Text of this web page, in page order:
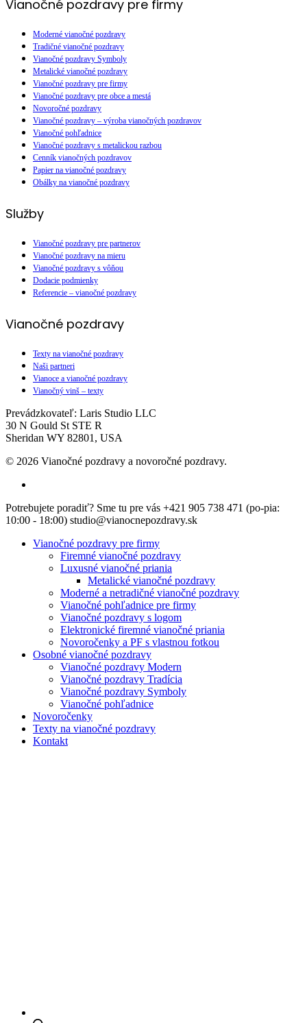
Vianočné pozdravy pre firmy
Moderné vianočné pozdravy
Tradičné vianočné pozdravy
Vianočné pozdravy Symboly
Metalické vianočné pozdravy
Vianočné pozdravy pre firmy
Vianočné pozdravy pre obce a mestá
Novoročné pozdravy
Vianočné pozdravy – výroba vianočných pozdravov
Vianočné pohľadnice
Vianočné pozdravy s metalickou razbou
Cenník vianočných pozdravov
Papier na vianočné pozdravy
Obálky na vianočné pozdravy
Služby
Vianočné pozdravy pre partnerov
Vianočné pozdravy na mieru
Vianočné pozdravy s vôňou
Dodacie podmienky
Referencie – vianočné pozdravy
Vianočné pozdravy
Texty na vianočné pozdravy
Naši partneri
Vianoce a vianočné pozdravy
Vianočný vinš – texty
Prevádzkovateľ: Laris Studio LLC
30 N Gould St STE R
Sheridan WY 82801, USA
© 2026 Vianočné pozdravy a novoročné pozdravy.
Close
Menu
Potrebujete poradiť? Sme tu pre vás +421 905 738 471 (po-pia:
10:00 - 18:00) studio@vianocnepozdravy.sk
Vianočné pozdravy pre firmy
Firemné vianočné pozdravy
Luxusné vianočné priania
Metalické vianočné pozdravy
Moderné a netradičné vianočné pozdravy
Vianočné pohľadnice pre firmy
Vianočné pozdravy s logom
Elektronické firemné vianočné priania
Novoročenky a PF s vlastnou fotkou
Osobné vianočné pozdravy
Vianočné pozdravy Modern
Vianočné pozdravy Tradícia
Vianočné pozdravy Symboly
Vianočné pohľadnice
Novoročenky
Texty na vianočné pozdravy
Kontakt